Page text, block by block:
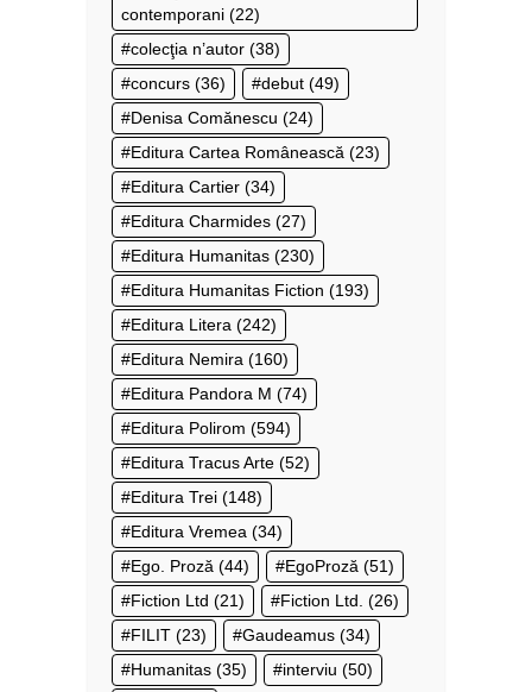
contemporani (22)
colecţia n’autor (38)
concurs (36) debut (49)
Denisa Comănescu (24)
Editura Cartea Românească (23)
Editura Cartier (34)
Editura Charmides (27)
Editura Humanitas (230)
Editura Humanitas Fiction (193)
Editura Litera (242)
Editura Nemira (160)
Editura Pandora M (74)
Editura Polirom (594)
Editura Tracus Arte (52)
Editura Trei (148)
Editura Vremea (34)
Ego. Proză (44) EgoProză (51)
Fiction Ltd (21) Fiction Ltd. (26)
FILIT (23) Gaudeamus (34)
Humanitas (35) interviu (50)